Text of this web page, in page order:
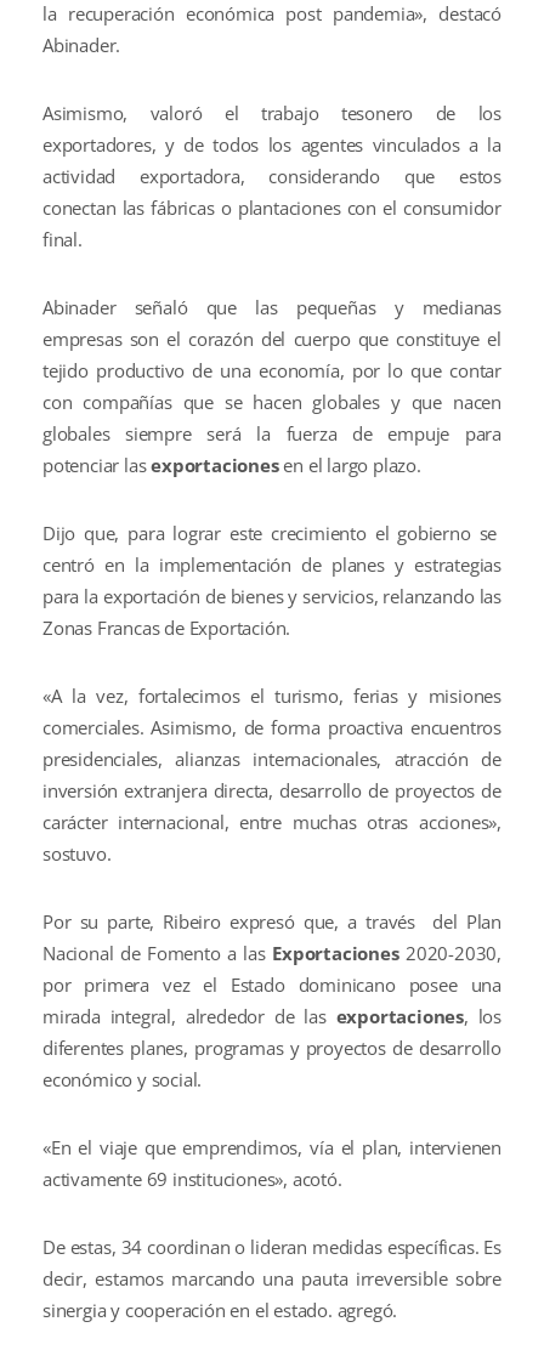
la recuperación económica post pandemia», destacó
Abinader.
Asimismo, valoró el trabajo tesonero de los
exportadores, y de todos los agentes vinculados a la
actividad exportadora, considerando que estos
conectan las fábricas o plantaciones con el consumidor
final.
Abinader señaló que las pequeñas y medianas
empresas son el corazón del cuerpo que constituye el
tejido productivo de una economía, por lo que contar
con compañías que se hacen globales y que nacen
globales siempre será la fuerza de empuje para
potenciar lasexportacionesen el largo plazo.
Dijo que, para lograr este crecimiento el gobierno se
centró en la implementación de planes y estrategias
para la exportación de bienes y servicios, relanzando las
Zonas Francas de Exportación.
«A la vez, fortalecimos el turismo, ferias y misiones
comerciales. Asimismo, de forma proactiva encuentros
presidenciales, alianzas internacionales, atracción de
inversión extranjera directa, desarrollo de proyectos de
carácter internacional, entre muchas otras acciones»,
sostuvo.
Por su parte, Ribeiro expresó que, a través del Plan
Nacional de Fomento a las Exportaciones2020-2030,
por primera vez el Estado dominicano posee una
mirada integral, alrededor de las exportaciones, los
diferentes planes, programas y proyectos de desarrollo
económico y social.
«En el viaje que emprendimos, vía el plan, intervienen
activamente 69 instituciones», acotó.
De estas, 34 coordinan o lideran medidas específicas. Es
decir, estamos marcando una pauta irreversible sobre
sinergia y cooperación en el estado. agregó.